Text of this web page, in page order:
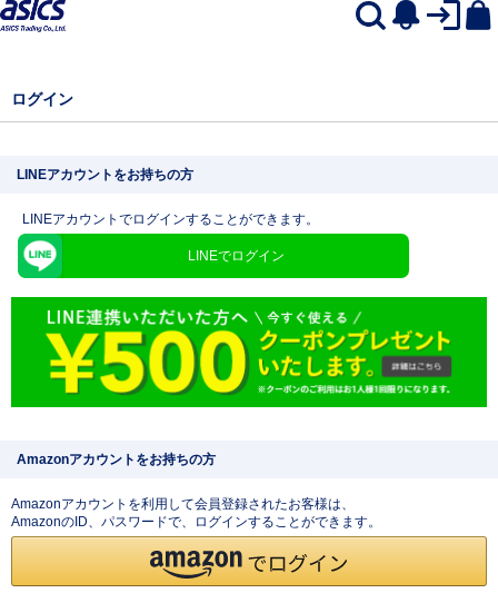
ログイン
LINEアカウントをお持ちの方
LINEアカウントでログインすることができます。
LINEでログイン
Amazonアカウントをお持ちの方
Amazonアカウントを利用して会員登録されたお客様は、
AmazonのID、パスワードで、ログインすることができます。